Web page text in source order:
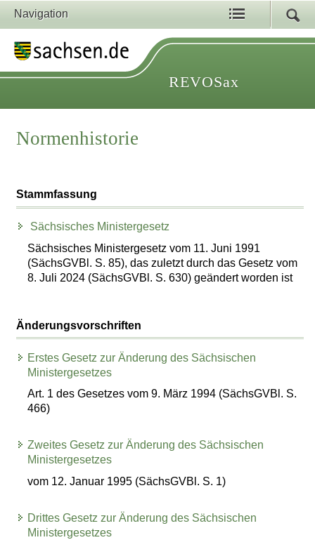
Navigation
REVOSax
Normenhistorie
Stammfassung
Sächsisches Ministergesetz
Sächsisches Ministergesetz vom 11. Juni 1991
(SächsGVBl. S. 85), das zuletzt durch das Gesetz vom
8. Juli 2024 (SächsGVBl. S. 630) geändert worden ist
Änderungsvorschriften
Erstes Gesetz zur Änderung des Sächsischen
Ministergesetzes
Art. 1 des Gesetzes vom 9. März 1994 (SächsGVBl. S.
466)
Zweites Gesetz zur Änderung des Sächsischen
Ministergesetzes
vom 12. Januar 1995 (SächsGVBl. S. 1)
Drittes Gesetz zur Änderung des Sächsischen
Ministergesetzes